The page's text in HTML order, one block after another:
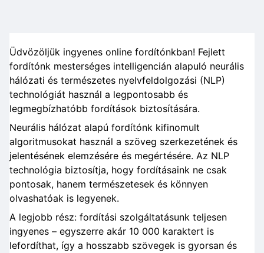
Üdvözöljük ingyenes online fordítónkban! Fejlett
fordítónk mesterséges intelligencián alapuló neurális
hálózati és természetes nyelvfeldolgozási (NLP)
technológiát használ a legpontosabb és
legmegbízhatóbb fordítások biztosítására.
Neurális hálózat alapú fordítónk kifinomult
algoritmusokat használ a szöveg szerkezetének és
jelentésének elemzésére és megértésére. Az NLP
technológia biztosítja, hogy fordításaink ne csak
pontosak, hanem természetesek és könnyen
olvashatóak is legyenek.
A legjobb rész: fordítási szolgáltatásunk teljesen
ingyenes – egyszerre akár 10 000 karaktert is
lefordíthat, így a hosszabb szövegek is gyorsan és